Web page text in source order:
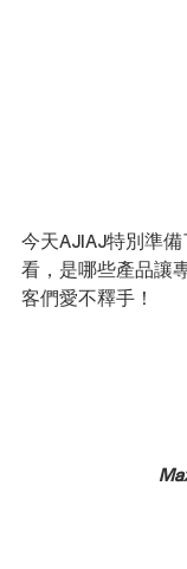
今天AJIAJ特別準備
看，是哪些產品讓
客們愛不釋手！